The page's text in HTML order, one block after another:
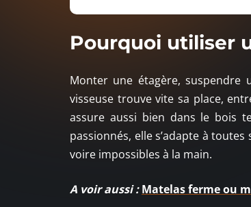
Pourquoi utiliser
Monter une étagère,
visseuse trouve vite sa place,
assure aussi bien dans le bois
passionnés, elle s’adapte à
voire impossibles à la main.
A voir aussi : Matelas ferme ou